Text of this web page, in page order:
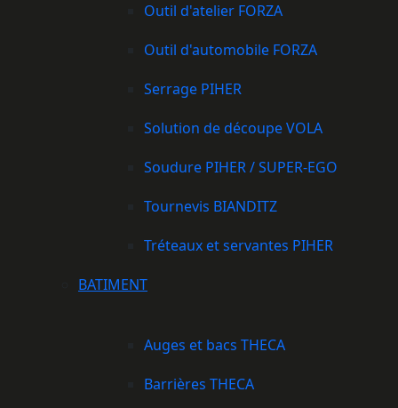
Outil d'atelier FORZA
Outil d'automobile FORZA
Serrage PIHER
Solution de découpe VOLA
Soudure PIHER / SUPER-EGO
Tournevis BIANDITZ
Tréteaux et servantes PIHER
BATIMENT
Auges et bacs THECA
Barrières THECA